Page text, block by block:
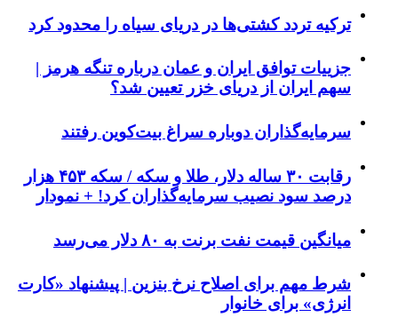
ترکیه تردد کشتی‌ها در دریای سیاه را محدود کرد
جزییات توافق ایران و عمان درباره تنگه هرمز |
سهم ایران از دریای خزر تعیین شد؟
سرمایه‌گذاران دوباره سراغ بیت‌کوین رفتند
رقابت ۳۰ ساله دلار، طلا و سکه / سکه ۴۵۳ هزار
درصد سود نصیب سرمایه‌گذاران کرد! + نمودار
میانگین قیمت نفت برنت به ۸۰ دلار می‌رسد
شرط مهم برای اصلاح نرخ بنزین | پیشنهاد «کارت
انرژی» برای خانوار